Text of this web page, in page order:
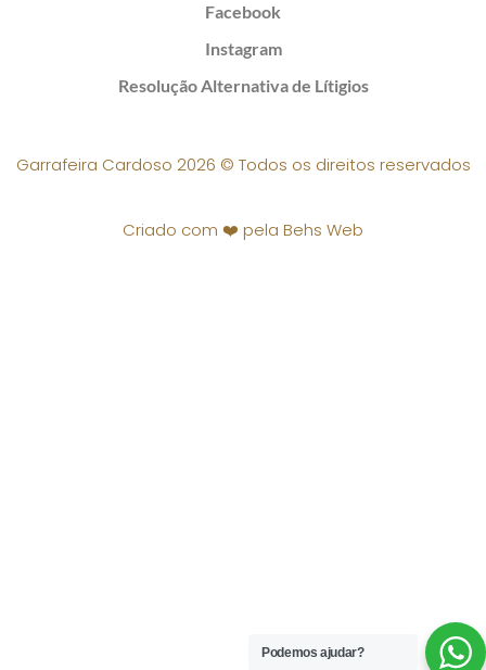
Facebook
Instagram
Resolução Alternativa de Lítigios
Garrafeira Cardoso 2026 © Todos os direitos reservados
Criado com ❤️ pela Behs Web
Podemos ajudar?